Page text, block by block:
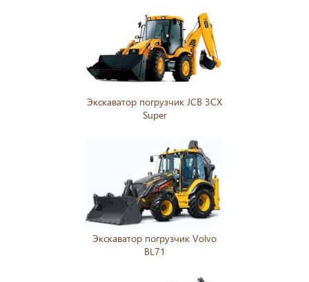
Экскаватор погрузчик JCB 3CX
Super
Экскаватор погрузчик Volvo
BL71